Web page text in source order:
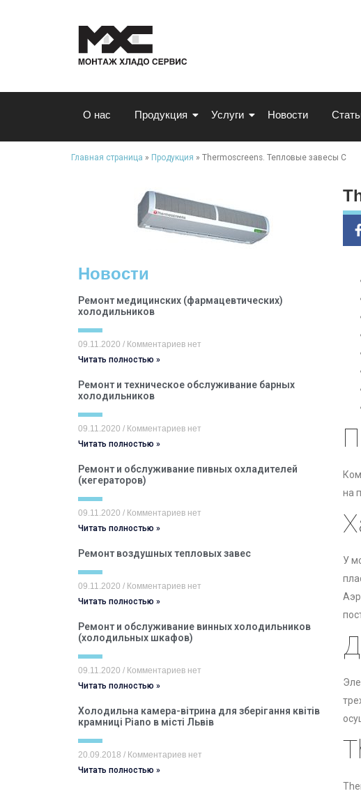
О нас Продукция Услуги Новости
Главная страница » Продукция » Thermoscreens. Тепловые завесы C
Новости
Ремонт медицинских (фармацевтических)
холодильников
09.11.2020
Комментариев нет
Читать полностью »
Ремонт и техническое обслуживание барных
холодильников
09.11.2020
Комментариев нет
Читать полностью »
Ремонт и обслуживание пивных охладителей
(кегераторов)
09.11.2020
Комментариев нет
Читать полностью »
Ремонт воздушных тепловых завес
09.11.2020
Комментариев нет
Читать полностью »
Ремонт и обслуживание винных холодильников
(холодильных шкафов)
09.11.2020
Комментариев нет
Читать полностью »
Холодильна камера-вітрина для зберігання квітів
крамниці Piano в місті Львів
20.09.2018
Комментариев нет
Читать полностью »
на
У